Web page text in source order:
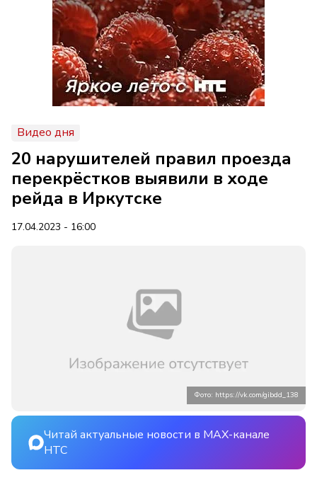
Видео дня
20 нарушителей правил проезда
перекрёстков выявили в ходе
рейда в Иркутске
17.04.2023 - 16:00
Фото: https://vk.com/gibdd_138
Читай актуальные новости в MAX-канале
НТС